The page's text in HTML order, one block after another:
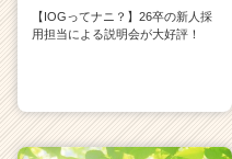
【IOGってナニ？】26卒の新人採
用担当による説明会が大好評！